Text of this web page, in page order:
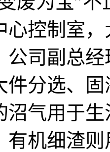
心控制室
公司副总
件分选、
沼气用于
有机细渣